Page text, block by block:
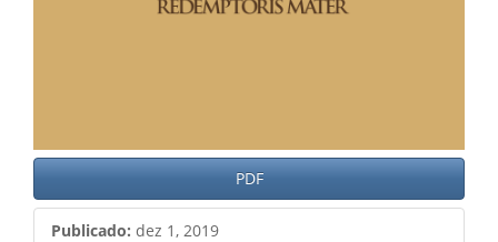
PDF
Publicado: dez 1, 2019